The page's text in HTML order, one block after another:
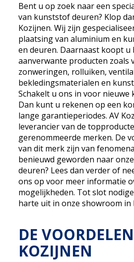
Bent u op zoek naar een
van kunststof deuren? Klop
Kozijnen. Wij zijn
plaatsing van aluminium en
en deuren. Daarnaast koopt u
aanverwante producten zoals
zonweringen, rolluiken,
bekledingsmaterialen en
Schakelt u ons in voor nieuwe
Dan kunt u rekenen op een
lange garantieperiodes. AV
leverancier van de
gerenommeerde merken. De
van dit merk zijn van
benieuwd geworden naar
deuren? Lees dan verder of
ons op voor meer informatie
mogelijkheden. Tot slot
harte uit in onze showroom in
DE
KOZIJNEN